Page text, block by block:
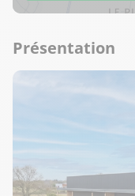
Présentation